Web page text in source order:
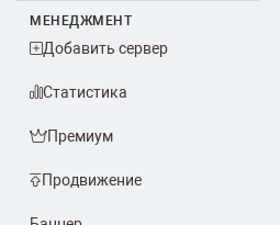
МЕНЕДЖМЕНТ
Добавить сервер
Статистика
Премиум
Продвижение